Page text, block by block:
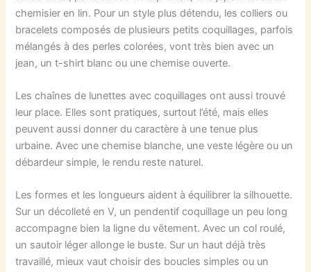
chemisier en lin. Pour un style plus détendu, les colliers ou
bracelets composés de plusieurs petits coquillages, parfois
mélangés à des perles colorées, vont très bien avec un
jean, un t-shirt blanc ou une chemise ouverte.
Les chaînes de lunettes avec coquillages ont aussi trouvé
leur place. Elles sont pratiques, surtout l’été, mais elles
peuvent aussi donner du caractère à une tenue plus
urbaine. Avec une chemise blanche, une veste légère ou un
débardeur simple, le rendu reste naturel.
Les formes et les longueurs aident à équilibrer la silhouette.
Sur un décolleté en V, un pendentif coquillage un peu long
accompagne bien la ligne du vêtement. Avec un col roulé,
un sautoir léger allonge le buste. Sur un haut déjà très
travaillé, mieux vaut choisir des boucles simples ou un